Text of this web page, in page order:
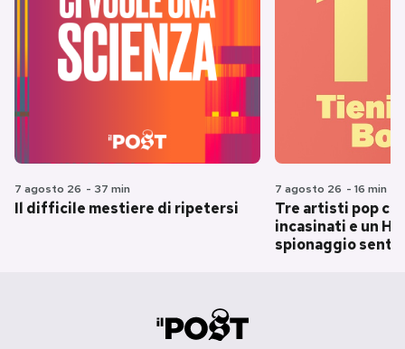
7 agosto 26 - 37 min
Il difficile mestiere di ripetersi
7 agosto 26 - 16 min
Tre artisti pop
incasinati e un
spionaggio